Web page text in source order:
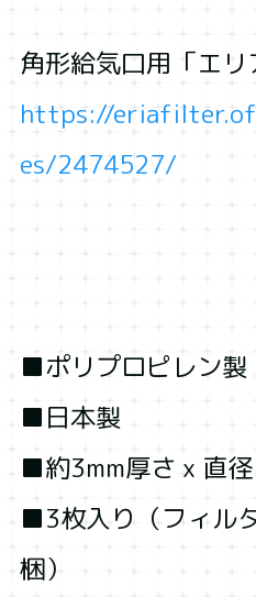
角形給気口用「エリ
https://
es/2474527/
■ポリプロピレン製
■日本製
■約3mm厚さ x 直
■3枚入り（フィル
梱）